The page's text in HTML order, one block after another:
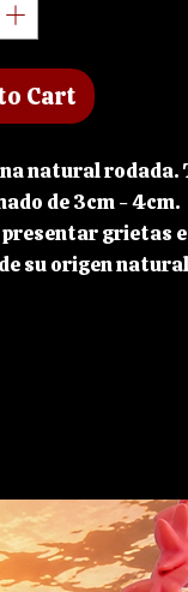
Cart
natural rodada.
de 3cm - 4cm.
presentar grietas
su origen
los estados
personal. Nos
sólido apoyo